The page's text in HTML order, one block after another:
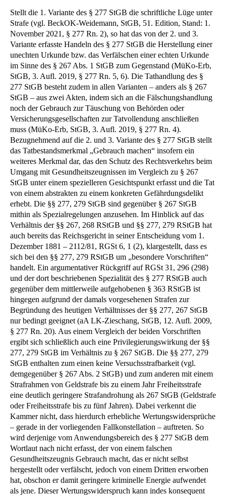
Stellt die 1. Variante des § 277 StGB die schriftliche Lüge unter
Strafe (vgl. BeckOK-Weidemann, StGB, 51. Edition, Stand: 1.
November 2021, § 277 Rn. 2), so hat das von der 2. und 3.
Variante erfasste Handeln des § 277 StGB die Herstellung einer
unechten Urkunde bzw. das Verfälschen einer echten Urkunde
im Sinne des § 267 Abs. 1 StGB zum Gegenstand (MüKo-Erb,
StGB, 3. Aufl. 2019, § 277 Rn. 5, 6). Die Tathandlung des §
277 StGB besteht zudem in allen Varianten – anders als § 267
StGB – aus zwei Akten, indem sich an die Fälschungshandlung
noch der Gebrauch zur Täuschung von Behörden oder
Versicherungsgesellschaften zur Tatvollendung anschließen
muss (MüKo-Erb, StGB, 3. Aufl. 2019, § 277 Rn. 4).
Bezugnehmend auf die 2. und 3. Variante des § 277 StGB stellt
das Tatbestandsmerkmal „Gebrauch machen“ insofern ein
weiteres Merkmal dar, das den Schutz des Rechtsverkehrs beim
Umgang mit Gesundheitszeugnissen im Vergleich zu § 267
StGB unter einem spezielleren Gesichtspunkt erfasst und die Tat
von einem abstrakten zu einem konkreten Gefährdungsdelikt
erhebt. Die §§ 277, 279 StGB sind gegenüber § 267 StGB
mithin als Spezialregelungen anzusehen. Im Hinblick auf das
Verhältnis der §§ 267, 268 RStGB und §§ 277, 279 RStGB hat
auch bereits das Reichsgericht in seiner Entscheidung vom 1.
Dezember 1881 – 2112/81, RGSt 6, 1 (2), klargestellt, dass es
sich bei den §§ 277, 279 RStGB um „besondere Vorschriften“
handelt. Ein argumentativer Rückgriff auf RGSt 31, 296 (298)
und der dort beschriebenen Spezialität des § 277 RStGB auch
gegenüber dem mittlerweile aufgehobenen § 363 RStGB ist
hingegen aufgrund der damals vorgesehenen Strafen zur
Begründung des heutigen Verhältnisses der §§ 277, 267 StGB
nur bedingt geeignet (aA LK-Zieschang, StGB, 12. Aufl. 2009,
§ 277 Rn. 20). Aus einem Vergleich der beiden Vorschriften
ergibt sich schließlich auch eine Privilegierungswirkung der §§
277, 279 StGB im Verhältnis zu § 267 StGB. Die §§ 277, 279
StGB enthalten zum einen keine Versuchsstrafbarkeit (vgl.
demgegenüber § 267 Abs. 2 StGB) und zum anderen mit einem
Strafrahmen von Geldstrafe bis zu einem Jahr Freiheitsstrafe
eine deutlich geringere Strafandrohung als 267 StGB (Geldstrafe
oder Freiheitsstrafe bis zu fünf Jahren). Dabei verkennt die
Kammer nicht, dass hierdurch erhebliche Wertungswidersprüche
– gerade in der vorliegenden Fallkonstellation – auftreten. So
wird derjenige vom Anwendungsbereich des § 277 StGB dem
Wortlaut nach nicht erfasst, der von einem falschen
Gesundheitszeugnis Gebrauch macht, das er nicht selbst
hergestellt oder verfälscht, jedoch von einem Dritten erworben
hat, obschon er damit geringere kriminelle Energie aufwendet
als jene. Dieser Wertungswiderspruch kann indes konsequent